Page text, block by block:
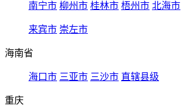
南宁市 柳州市 桂林市 梧州市 北海市
来宾市 崇左市
海南省
海口市 三亚市 三沙市 直辖县级
重庆